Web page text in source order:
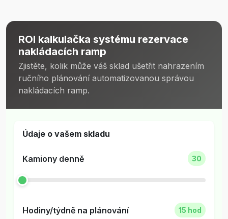
ROI kalkulačka systému rezervace
nakládacích ramp
Zjistěte, kolik může váš sklad ušetřit nahrazením
ručního plánování automatizovanou správou
nakládacích ramp.
Údaje o vašem skladu
Kamiony denně 30
Hodiny/týdně na plánování 15 hod